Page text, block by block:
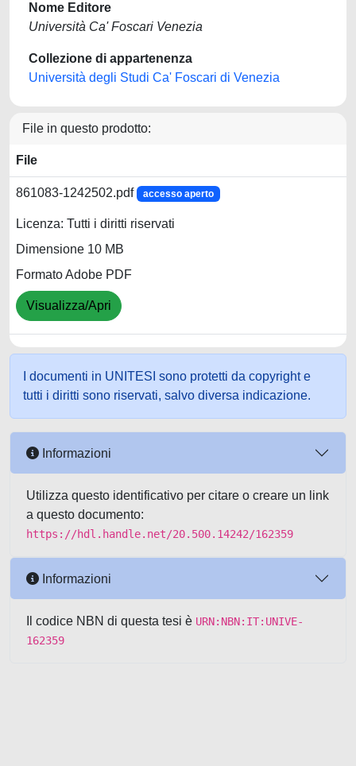
Nome Editore
Università Ca' Foscari Venezia
Collezione di appartenenza
Università degli Studi Ca' Foscari di Venezia
File in questo prodotto:
File
861083-1242502.pdf accesso aperto
Licenza: Tutti i diritti riservati
Dimensione 10 MB
Formato Adobe PDF
Visualizza/Apri
I documenti in UNITESI sono protetti da copyright e
tutti i diritti sono riservati, salvo diversa indicazione.
Informazioni
Utilizza questo identificativo per citare o creare un link
a questo documento:
https://hdl.handle.net/20.500.14242/162359
Informazioni
Il codice NBN di questa tesi è URN:NBN:IT:UNIVE-
162359